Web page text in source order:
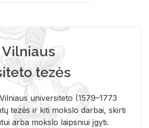
tezės
universiteto (1579–1773
tezės ir kiti mokslo darbai, skirti
arba mokslo laipsniui įgyti.